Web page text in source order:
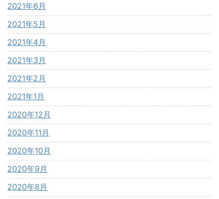
2021年6月
2021年5月
2021年4月
2021年3月
2021年2月
2021年1月
2020年12月
2020年11月
2020年10月
2020年9月
2020年8月